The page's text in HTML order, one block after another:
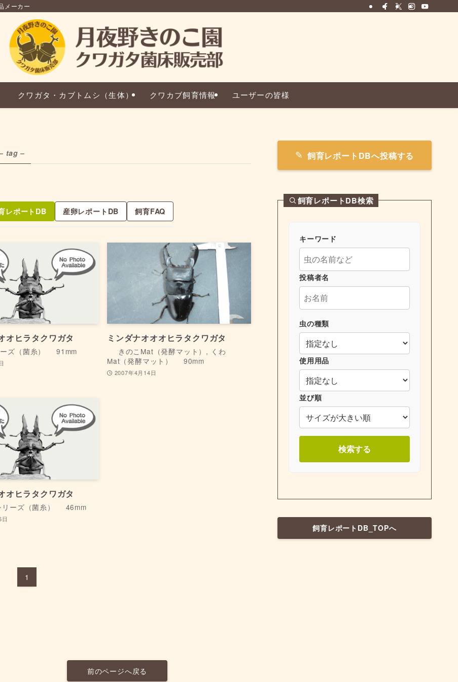
メーカー
クワガタ・カブトムシ（生体） クワカブ飼育情報 ユーザーの皆様
tag –
レポートDB 産卵レポートDB 飼育FAQ
オヒラタクワガタ
ズ（菌糸） 91mm
ミンダナオオオヒラタクワガタ
きのこMat（発酵マット）, くわ
Mat（発酵マット）
90mm
2007年4月14日
オヒラタクワガタ
ーズ（菌糸） 46mm
1
飼育レポートDBへ投稿する
飼育レポートDB検索
キーワード
投稿者名
虫の種類
使用用品
並び順
検索する
飼育レポートDB_TOPへ
前のページへ戻る